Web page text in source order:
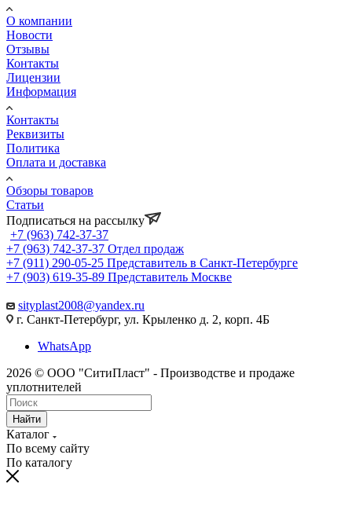
О компании
Новости
Отзывы
Контакты
Лицензии
Информация
Контакты
Реквизиты
Политика
Оплата и доставка
Обзоры товаров
Статьи
Подписаться на рассылку
+7 (963) 742-37-37
+7 (963) 742-37-37 Отдел продаж
+7 (911) 290-05-25 Представитель в Санкт-Петербурге
+7 (903) 619-35-89 Представитель Москве
sityplast2008@yandex.ru
г. Санкт-Петербург, ул. Крыленко д. 2, корп. 4Б
WhatsApp
2026 © ООО "СитиПласт" - Производстве и продаже
уплотнителей
Найти
Каталог
По всему сайту
По каталогу